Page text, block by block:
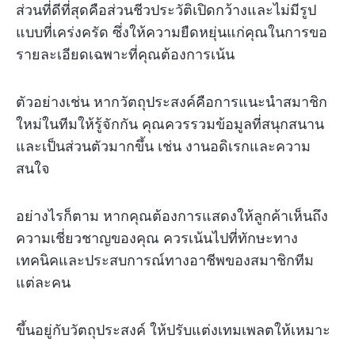
ส่วนที่ดีที่สุดคือส่วนชีวประวัติเปิดกว้างและไม่มีรูป
แบบที่เคร่งครัด ซึ่งให้ความยืดหยุ่นแก่คุณในการขอ
รายละเอียดเฉพาะที่คุณต้องการเน้น
ตัวอย่างเช่น หากวัตถุประสงค์คือการแนะนำสมาชิก
ใหม่ในทีมให้รู้จักกัน คุณควรรวมข้อมูลที่สนุกสนาน
และเป็นส่วนตัวมากขึ้น เช่น งานอดิเรกและความ
สนใจ
อย่างไรก็ตาม หากคุณต้องการแสดงให้ลูกค้าเห็นถึง
ความเชี่ยวชาญของคุณ ควรเน้นไปที่ทักษะทาง
เทคนิคและประสบการณ์ทางอาชีพของสมาชิกทีม
แต่ละคน
ขึ้นอยู่กับวัตถุประสงค์ ให้ปรับแต่งเทมเพลตให้เหมาะ